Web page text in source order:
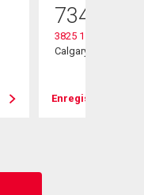
734 999
3825 1 Street Ne
Calgary, AB
Enregistrer